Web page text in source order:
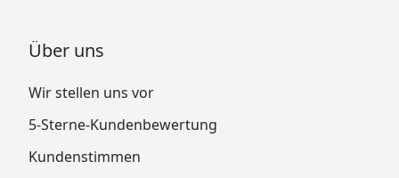
Über uns
Wir stellen uns vor
5-Sterne-Kundenbewertung
Kundenstimmen